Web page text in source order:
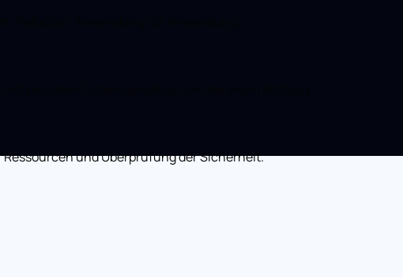
und Überprüfung der Sicherheit.